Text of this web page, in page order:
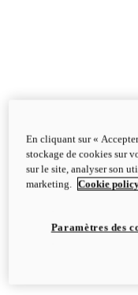
En cliquant sur «
stockage de cookies sur
sur le site, analyser son
marketing.
Cookie
Paramètres des